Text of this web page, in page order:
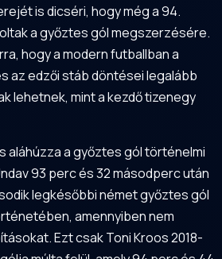
is dicséri, hogy még a 94.
a győztes gól megszerzésére.
hogy a modern futballban a
az edzői stáb döntései legalább
lehetnek, mint a kezdő tizenegy
aláhúzza a győztes gól történelmi
93 perc és 32 másodperc után
legkésőbbi német győztes gól
amennyiben nem
Ezt csak Toni Kroos 2018-